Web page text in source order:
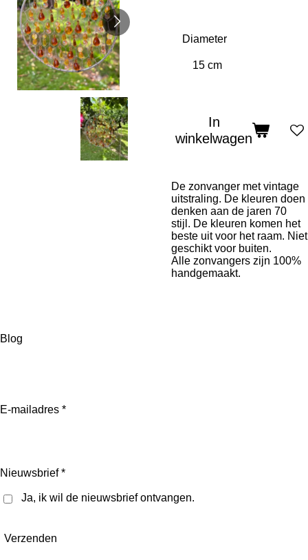
Diameter
In
winkelwagen
De zonvanger met vintage
uitstraling. De kleuren doen
denken aan de jaren 70
stijl. De kleuren komen het
beste uit voor het raam. Niet
geschikt voor buiten.
Alle zonvangers zijn 100%
handgemaakt.
Blog
s
a
E-mailadres *
Nieuwsbrief *
Ja, ik wil de nieuwsbrief ontvangen.
Verzenden